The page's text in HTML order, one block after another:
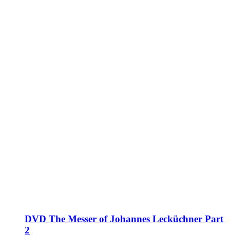
DVD The Messer of Johannes Lecküchner Part
2